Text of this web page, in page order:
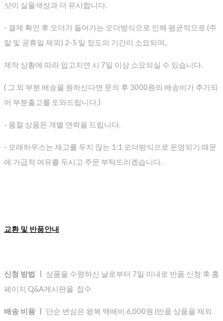
샷이 실물색상과 더 유사합니다.
- 결제 확인 후 오더가 들어가는 오더방식으로 인해 평균적으로 (주
말 및 공휴일 제외) 2-5 일 정도의 기간이 소요되며,
제작 상황에 따라 입고지연 시 7일 이상 소요되실 수 있습니다.
( 그 외 부분 배송을 원하신다면 문의 후 3000원의 배송비가 추가되
어 부분출고를 도와드립니다.)
- 품절 상품은 개별 연락을 드립니다.
- 모래하우스는 재고를 두지 않는 1:1 오더방식으로 운영되기 때문
에 가급적 여유를 두시고 주문 부탁드리겠습니다.
교환 및 반품안내
신청 방법 ㅣ 상품을 수령하신 날로부터 7일 이내로 반품 신청 후 홈
페이지 Q&A게시판을 접수
배송 비용 ㅣ
단순 변심은 왕복 택배비 6,000원 (반품 상품을 제외